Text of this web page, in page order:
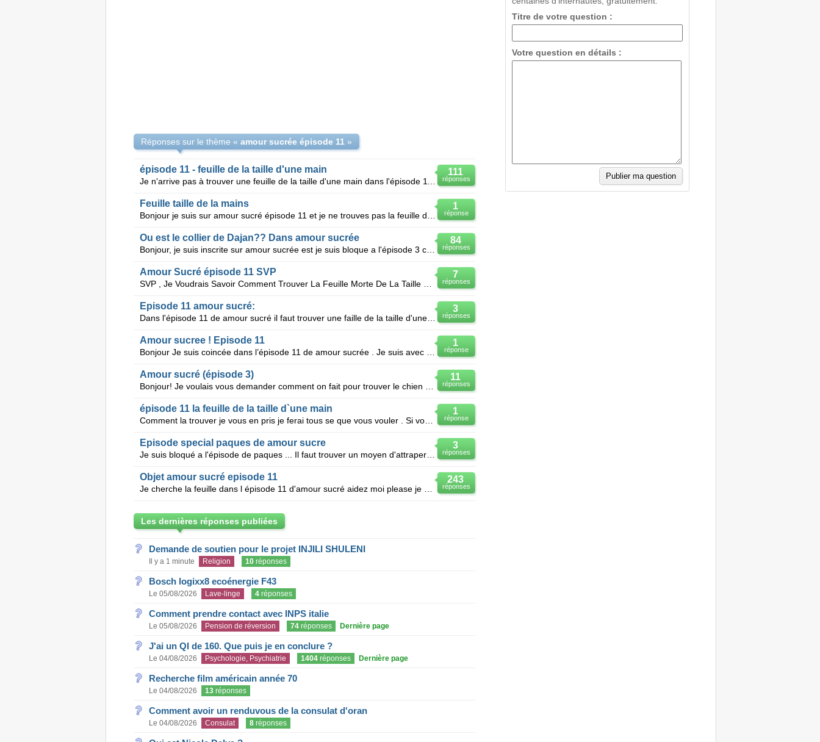
Réponses sur le thème « amour sucrée épisode 11 »
111
réponses
épisode 11 - feuille de la taille d'une main
1
réponse
Feuille taille de la mains
84
réponses
Ou est le collier de Dajan?? Dans amour sucrée
Bonjour, je suis inscrite sur amour sucrée est je suis bloque a l'épisode 3 car je ne trouve pas le
7
réponses
Amour Sucré épisode 11 SVP
3
réponses
Episode 11 amour sucré:
Dans l'épisode 11 de amour sucré il faut trouver une faille de la taille d'une main, mais je ne la t
1
réponse
Amour sucree ! Episode 11
11
réponses
Amour sucré (épisode 3)
1
réponse
épisode 11 la feuille de la taille d`une main
Comment la trouver je vous en pris je ferai tous se que vous vouler . Si vous vouler m aider dites m
3
réponses
Episode special paques de amour sucre
Je suis bloqué a l'épisode de paques ... Il faut trouver un moyen d'attraper les chocolats dans l'a
243
réponses
Objet amour sucré episode 11
Les dernières réponses publiées
Demande de soutien pour le projet INJILI SHULENI
Il y a 1 minute Religion 10réponses
Bosch logixx8 ecoénergie F43
Le 05/08/2026 Lave-linge 4réponses
Comment prendre contact avec INPS italie
Le 05/08/2026 Pension de réversion 74réponses Dernière page
J'ai un QI de 160. Que puis je en conclure ?
Le 04/08/2026 Psychologie, Psychiatrie 1404réponses Dernière page
Recherche film américain année 70
Le 04/08/2026 13réponses
Comment avoir un renduvous de la consulat d'oran
Le 04/08/2026 Consulat 8réponses
Titre de votre question :
Votre question en détails :